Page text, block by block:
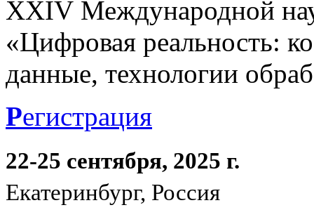
XXIV Международной
«Цифровая реальность:
данные, технологии
Регистрация
22-25 сентября, 2025 г.
Екатеринбург, Россия